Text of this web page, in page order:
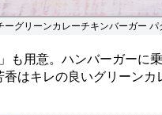
ーグリーンカレーチキンバーガー パ
用意。ハンバーガーに
はキレの良いグリーンカ